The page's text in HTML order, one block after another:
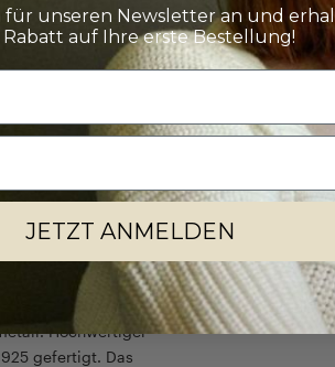
Hochwertiger
gefertigt. Das
für unseren Newsletter an und
Rabatt auf Ihre erste Bestellung!
JETZT ANMELDEN